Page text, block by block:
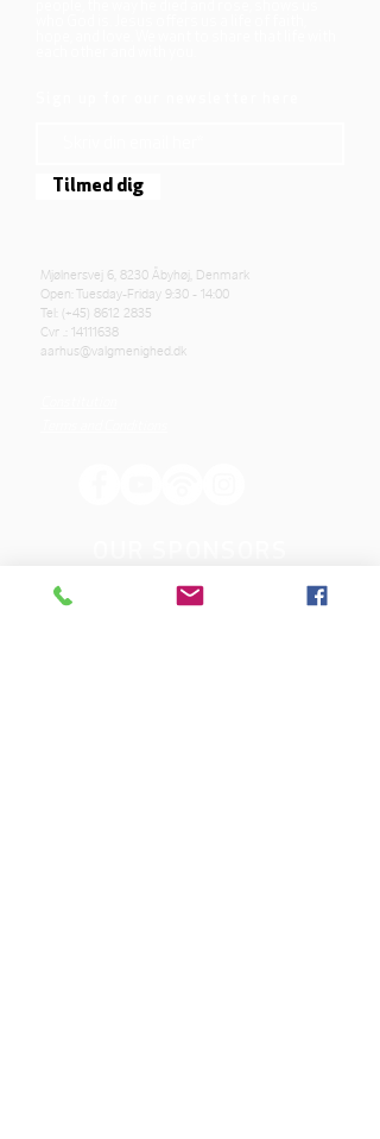
Tilmed dig
Mjølnersvej 6, 8230 Åbyhøj, Denmark
Open: Tuesday-Friday 9:30 - 14:00
Tel: (+45) 8612 2835
Cvr .: 14111638
aarhus@valgmenighed.dk